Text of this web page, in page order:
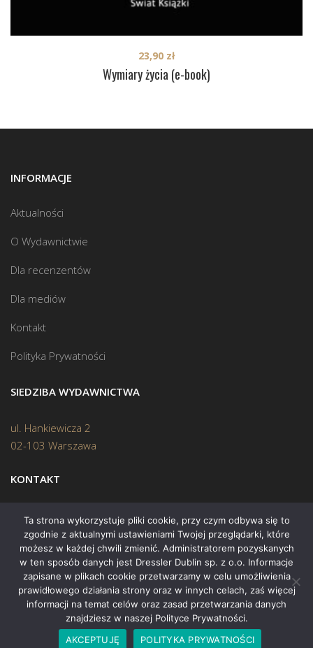
Wymiary życia (e-book)
23,90 zł
INFORMACJE
Aktualności
O Wydawnictwie
Dla recenzentów
Dla mediów
Kontakt
Polityka Prywatności
SIEDZIBA WYDAWNICTWA
ul. Hankiewicza 2
02-103 Warszawa
KONTAKT
Biuro: (22) 45 70 402
Mail:biuro@swiatksiazki.pl
Copyright © 2015 Świat Książki. Wszelkie prawa zastrzeżone
Ta strona wykorzystuje pliki cookie, przy czym odbywa się to
zgodnie z aktualnymi ustawieniami Twojej przeglądarki, które
możesz w każdej chwili zmienić. Administratorem pozyskanych
w ten sposób danych jest Dressler Dublin sp. z o.o. Informacje
zapisane w plikach cookie przetwarzamy w celu umożliwienia
prawidłowego działania strony oraz w innych celach, zaś więcej
informacji na temat celów oraz zasad przetwarzania danych
znajdziesz w naszej Polityce Prywatności.
AKCEPTUJĘ
POLITYKA PRYWATNOŚCI